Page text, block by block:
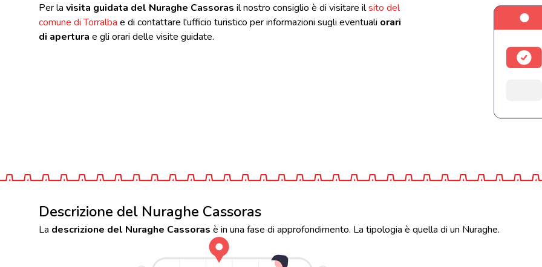
Per la visita guidata del Nuraghe Cassoras il nostro consiglio è di visitare ilsito del
comune di Torralba e di contattare l'ufficio turistico per informazioni sugli eventuali orari
di apertura e gli orari delle visite guidate.
Descrizione del Nuraghe Cassoras
La descrizione del Nuraghe Cassoras è in una fase di approfondimento. La tipologia è quella di un Nuraghe.